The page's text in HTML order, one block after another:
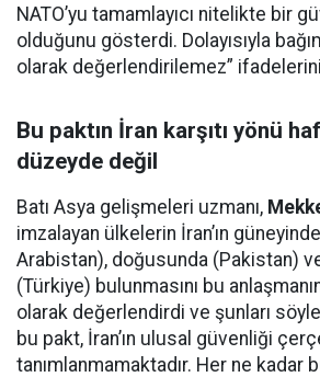
NATO’yu tamamlayıcı nitelikte bir
olduğunu gösterdi. Dolayısıyla
olarak değerlendirilemez”
Bu paktın İran karşıtı yönü
düzeyde değil
Batı Asya gelişmeleri uzmanı,
imzalayan ülkelerin İran’ın
Arabistan), doğusunda (Pakistan)
(Türkiye) bulunmasını bu
olarak değerlendirdi ve şunları
bu pakt, İran’ın ulusal güvenliği
tanımlanmamaktadır. Her ne kadar